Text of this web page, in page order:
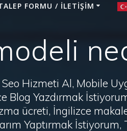
FORMU / İLETIŞIM
Hizmeti Al, Mobile
Blog Yazdırmak
ücreti, İngilizce
Yaptırmak